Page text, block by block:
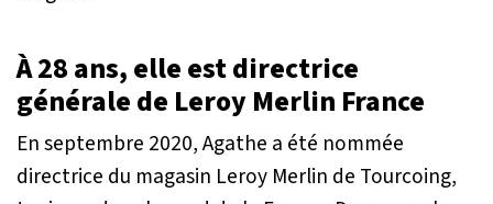
À 28 ans, elle est directrice
générale de Leroy Merlin France
En septembre 2020, Agathe a été nommée
directrice du magasin Leroy Merlin de Tourcoing,